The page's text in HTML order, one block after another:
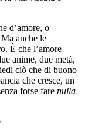
d’amore, o
anche le
È che l’amore
anime, due metà,
ciò che di buono
che cresce, un
forse fare nulla